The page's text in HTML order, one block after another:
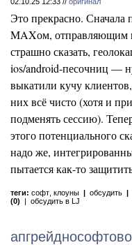
Это прекрасно.
MAXом, отправляющим
страшно сказать,
ios/android-песочниц —
выкатили кучу
них всё чисто (хотя и
подменять сессию).
этого потенциального
надо же,
пытается как-то
теги: софт клоуны | обсудить |
(0) | обсудить в LJ